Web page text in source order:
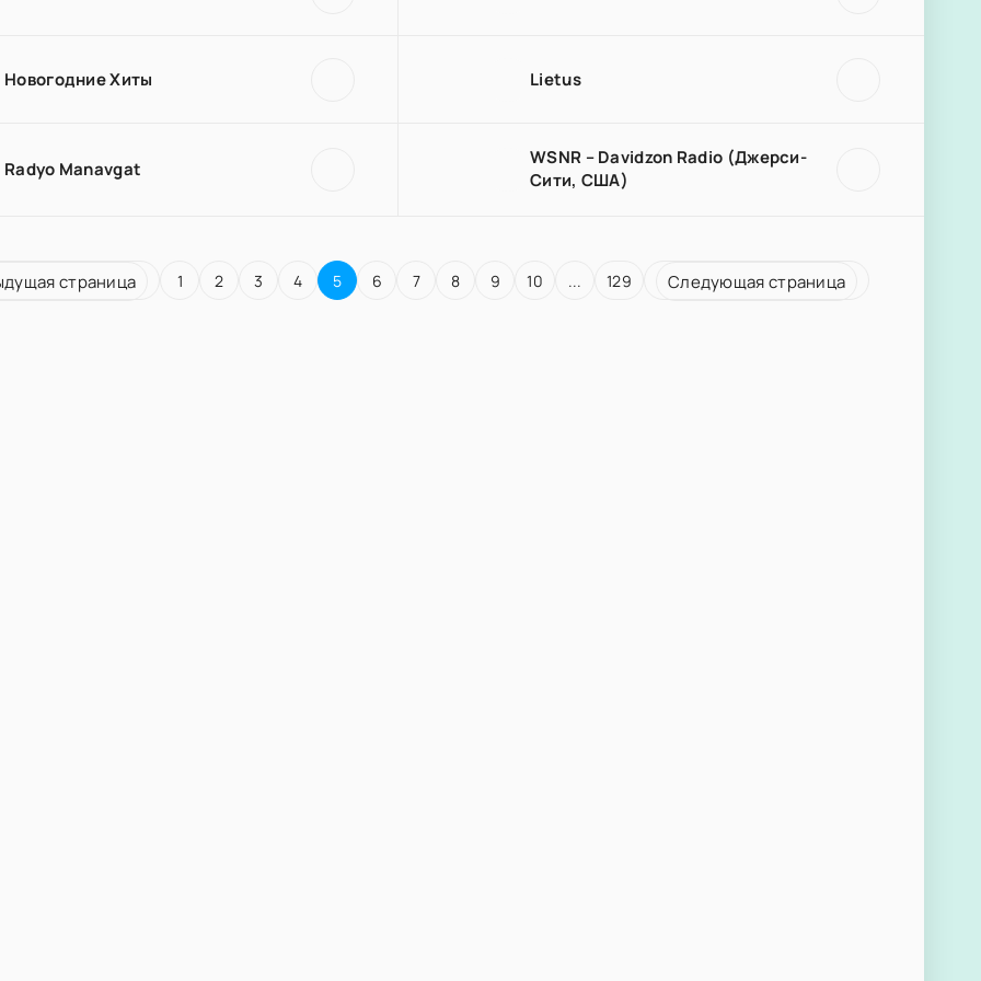
Новогодние Хиты Lietus
Radyo Manavgat
WSNR – Davidzon Radio (Джерси-
Сити, США)
страница 1 2 3 4 5 6 7 8 9 10 ... 129 Следующая страница